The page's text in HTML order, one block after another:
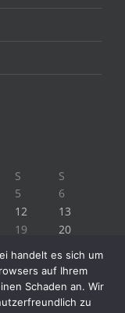
S
S
5
6
12
13
19
20
handelt es sich um
auf Ihrem
Schaden an. Wir
zu